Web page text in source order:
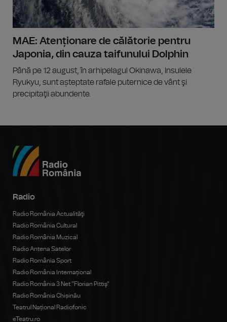
MAE: Atenționare de călătorie pentru
Japonia, din cauza taifunului Dolphin
Până pe 12 august, în arhipelagul Okinawa, Insulele
Ryukyu, sunt așteptate rafale puternice de vânt şi
precipitaţii abundente.
Radio
Radio România Actualităţi
Radio România Cultural
Radio România Muzical
Radio Antena Satelor
Radio România Sport
Radio România Internațional
Radio România 3 Net "Florian Pittiş"
Radio România Chișinău
Teatrul Național Radiofonic
eTeatru.ro